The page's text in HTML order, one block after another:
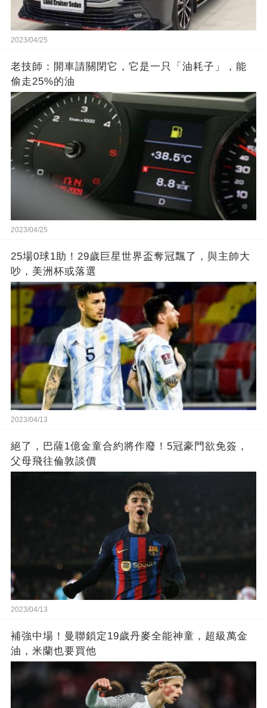
2023/04/25
老技師：開車請關閉它，它是一只「油耗子」，能
偷走25%的油
2023/04/25
25場0球1助！29歲巨星世界盃奪冠飄了，與主帥大
吵，美洲杯或落選
2023/04/13
絕了，巴薩1億金童合約將作廢！5冠豪門欲免簽，
父母飛往倫敦談價
2023/04/13
補強中場！曼聯鎖定19歲丹麥全能神童，超級萬金
油，米蘭也要買他